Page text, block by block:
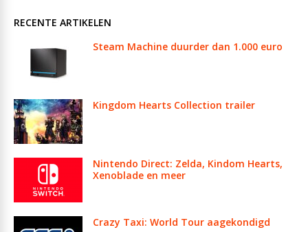
RECENTE ARTIKELEN
Steam Machine duurder dan 1.000 euro
Kingdom Hearts Collection trailer
Nintendo Direct: Zelda, Kindom Hearts,
Xenoblade en meer
Crazy Taxi: World Tour aagekondigd